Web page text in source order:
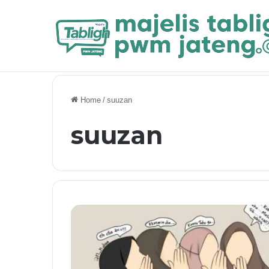
Breaking News Mukjizat Sang Utusan dan Bukti
Home / suuzan
suuzan